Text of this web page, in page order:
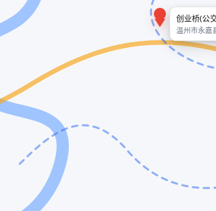
创业桥(公
温州市永嘉